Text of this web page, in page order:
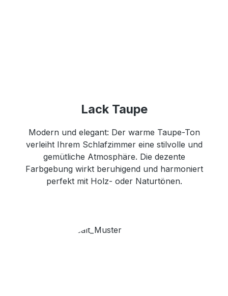
Lack Taupe
Modern und elegant: Der warme Taupe-Ton
verleiht Ihrem Schlafzimmer eine stilvolle und
gemütliche Atmosphäre. Die dezente
Farbgebung wirkt beruhigend und harmoniert
perfekt mit Holz- oder Naturtönen.